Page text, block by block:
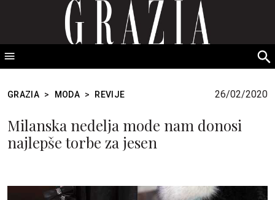
GRAZIA Srbija
GRAZIA > MODA > REVIJE 26/02/2020
Milanska nedelja mode nam donosi
najlepše torbe za jesen